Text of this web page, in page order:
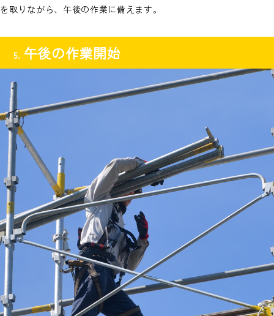
を取りながら、午後の作業に備えます。
5. 午後の作業開始